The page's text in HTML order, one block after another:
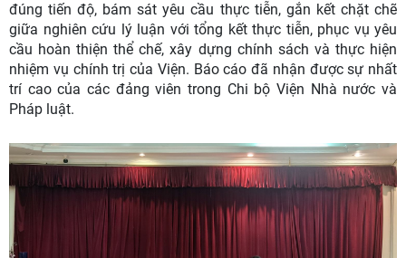
đúng tiến độ, bám sát yêu cầu thực tiễn, gắn kết chặt chẽ
giữa nghiên cứu lý luận với tổng kết thực tiễn, phục vụ yêu
cầu hoàn thiện thể chế, xây dựng chính sách và thực hiện
nhiệm vụ chính trị của Viện. Báo cáo đã nhận được sự nhất
trí cao của các đảng viên trong Chi bộ Viện Nhà nước và
Pháp luật.